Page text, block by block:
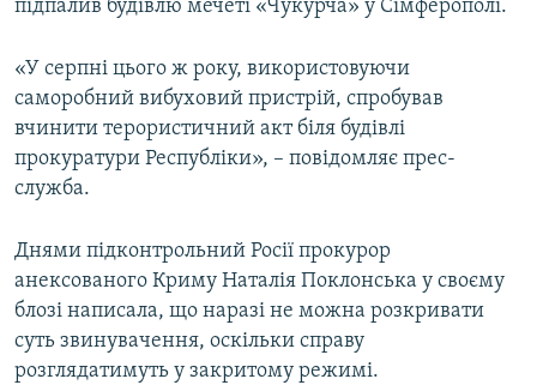
підпалив будівлю мечеті «Чукурча» у Сімферополі.
«У серпні цього ж року, використовуючи
саморобний вибуховий пристрій, спробував
вчинити терористичний акт біля будівлі
прокуратури Республіки», – повідомляє прес-
служба.
Днями підконтрольний Росії прокурор
анексованого Криму Наталія Поклонська у своєму
блозі написала, що наразі не можна розкривати
суть звинувачення, оскільки справу
розглядатимуть у закритому режимі.